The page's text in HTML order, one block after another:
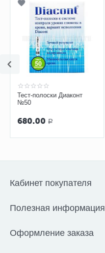
Тест-полоски Диаконт
№50
680.00 Р
Кабинет покупателя
Полезная информация
Оформление заказа